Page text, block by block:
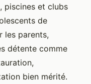
piscines et clubs
de
les parents,
détente comme
bien mérité.